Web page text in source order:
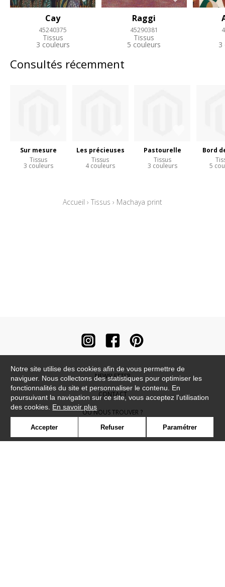
Cay
45240375
Tissus
3 couleurs
Raggi
45290381
Tissus
5 couleurs 3
Consultés récemment
Sur mesure
Tissus
3 couleurs
Les précieuses
Tissus
4 couleurs
Pastourelle
Tissus
3 couleurs
Bord
5
Accueil › Tissus › Machaya print
NEWSLETTER
CONTACT
OÙ NOUS TROUVER ?
CONTRACT
Notre site utilise des cookies afin de vous permettre de
naviguer. Nous collectons des statistiques pour optimiser les
fonctionnalités du site et personnaliser le contenu. En
poursuivant la navigation sur ce site, vous acceptez l'utilisation
des cookies. En savoir plus
Accepter Refuser Paramétrer